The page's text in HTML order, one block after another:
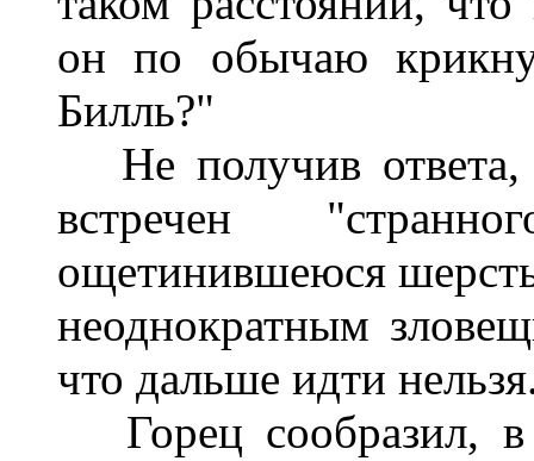
он по обычаю
Билль?"
Не получив
встречен
ощетинившеюся
неоднократным
что дальше идти
Горец сообразил,